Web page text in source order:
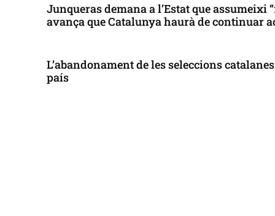
Junqueras demana a l’Estat que assumeixi
avança que Catalunya haurà de continuar
L’abandonament de les seleccions
país